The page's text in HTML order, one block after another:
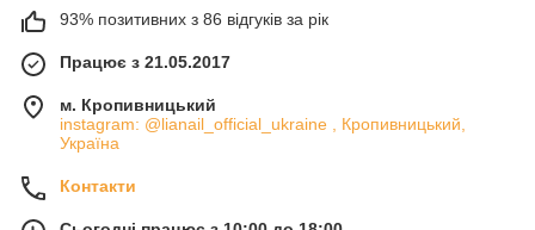
93% позитивних з 86 відгуків за рік
Працює з 21.05.2017
м. Кропивницький
instagram: @lianail_official_ukraine , Кропивницький,
Україна
Контакти